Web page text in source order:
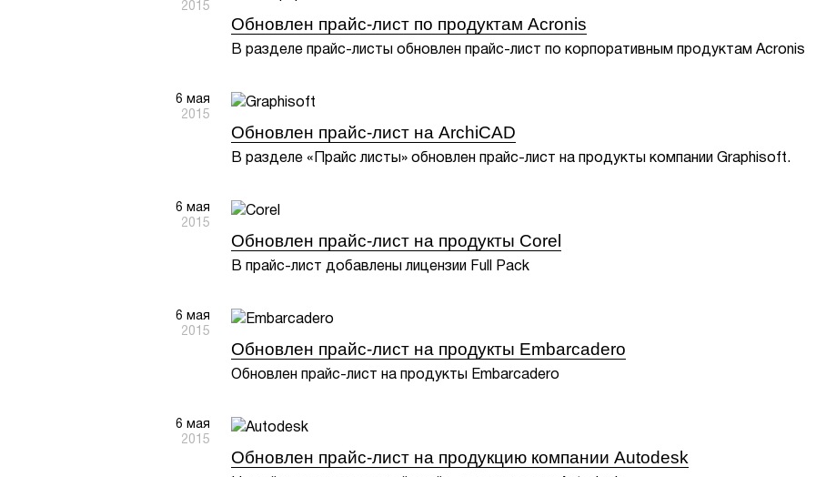
2015
Обновлен прайс-лист по продуктам Acronis
В разделе прайс-листы обновлен прайс-лист по корпоративным продуктам Acronis
6 мая
2015
Обновлен прайс-лист на ArchiCAD
В разделе «Прайс листы» обновлен прайс-лист на продукты компании Graphisoft.
6 мая
2015
Обновлен прайс-лист на продукты Corel
В прайс-лист добавлены лицензии Full Pack
6 мая
2015
Обновлен прайс-лист на продукты Embarcadero
Обновлен прайс-лист на продукты Embarcadero
6 мая
2015
Обновлен прайс-лист на продукцию компании Autodesk